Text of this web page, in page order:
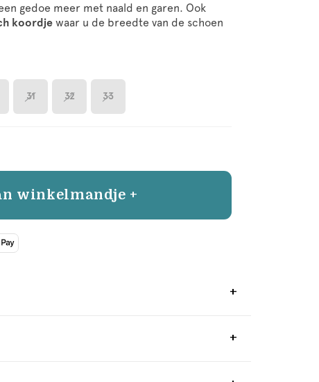
gedoe meer met naald en garen. Ook
koordje waar u de breedte van de schoen
31 32 33
winkelmandje +